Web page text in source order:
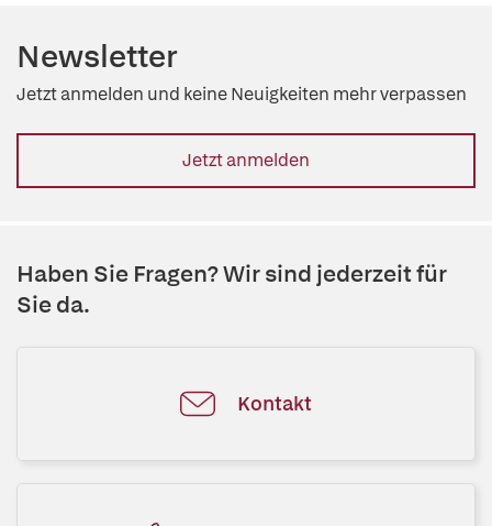
Newsletter
Jetzt anmelden und keine Neuigkeiten mehr verpassen
Jetzt anmelden
Haben Sie Fragen? Wir sind jederzeit für
Sie da.
Kontakt